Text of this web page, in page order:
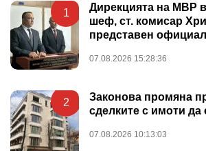
1
Дирекцията на МВР
шеф, ст. комисар
представен
07.08.2026 15:28:36
2
Законова промяна
сделките с имоти да
07.08.2026 10:13:03